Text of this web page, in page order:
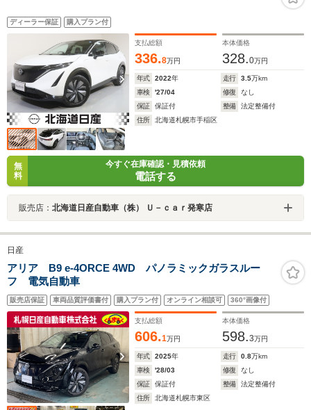
ステップ・純正7イン
チワイドナビ・ETC・
シートカバー
ンダセンシン
ディーラー保証 購入プラン付
支払総額
336.8万円
本体価格
328.0万円
年式 2022年 走行 3.5万km
車検
'27/04 修復
なし
保証
保証付 整備
法定整備付
住所
北海道札幌市手稲区
無
料
今すぐ在庫確認・見積依頼
電話する
販売店： 北海道日産自動車（株） Ｕ－ｃａｒ発寒店
日産
アリア B9 e-4ORCE 4WD パノラミックガラスルー
フ 電気自動車
販売店保証 車両品質評価書付 購入プラン付 オンライン相談可 360°画像付
支払総額
606.1万円
本体価格
598.3万円
年式 2025年 走行 0.8万km
車検
'28/03 修復
なし
保証
保証付 整備
法定整備付
住所
北海道札幌市東区